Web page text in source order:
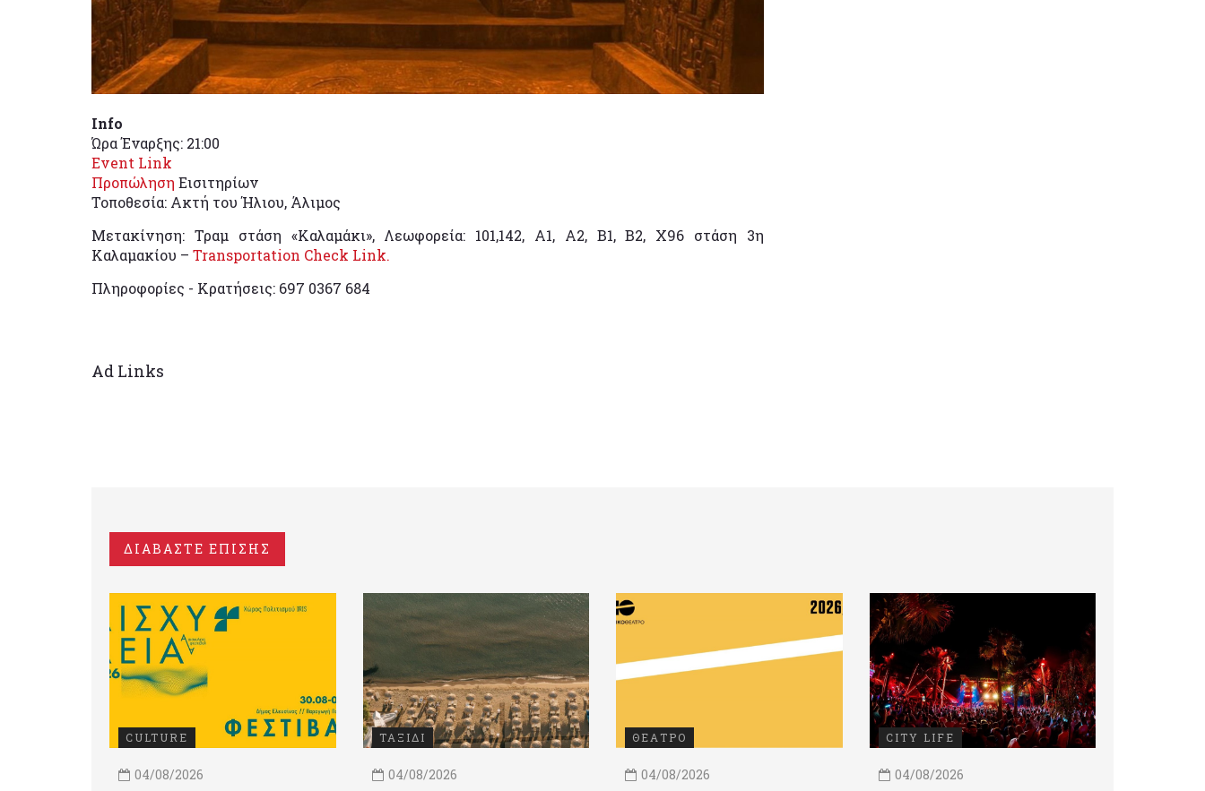
Info
Ώρα Έναρξης: 21:00
Event Link
Προπώληση Εισιτηρίων
Τοποθεσία: Ακτή του Ήλιου, Άλιμος
Μετακίνηση: Τραμ στάση «Καλαμάκι», Λεωφορεία: 101,142, A1, A2, B1, B2, X96 στάση 3η
Καλαμακίου – Transportation Check Link.
Πληροφορίες - Κρατήσεις: 697 0367 684
Ad Links
ΔΙΑΒΑΣΤΕ ΕΠΙΣΗΣ
CULTURE
04/08/2026
ΤΑΞΙΔΙ
04/08/2026
ΘΕΑΤΡΟ
04/08/2026
CITY LIFE
04/08/2026